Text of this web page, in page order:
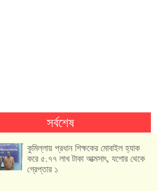
সর্বশেষ
কুমিল্লায় প্রধান শিক্ষকের মোবাইল হ্যাক
করে ৫.৭৭ লাখ টাকা আত্মসাৎ, যশোর থেকে
গ্রেপ্তার ১